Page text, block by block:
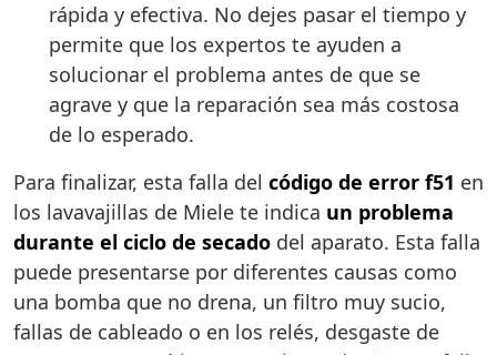
rápida y efectiva. No dejes pasar el tiempo y
permite que los expertos te ayuden a
solucionar el problema antes de que se
agrave y que la reparación sea más costosa
de lo esperado.
Para finalizar, esta falla del código de error f51 en
los lavavajillas de Miele te indica un problema
durante el ciclo de secado del aparato. Esta falla
puede presentarse por diferentes causas como
una bomba que no drena, un filtro muy sucio,
fallas de cableado o en los relés, desgaste de